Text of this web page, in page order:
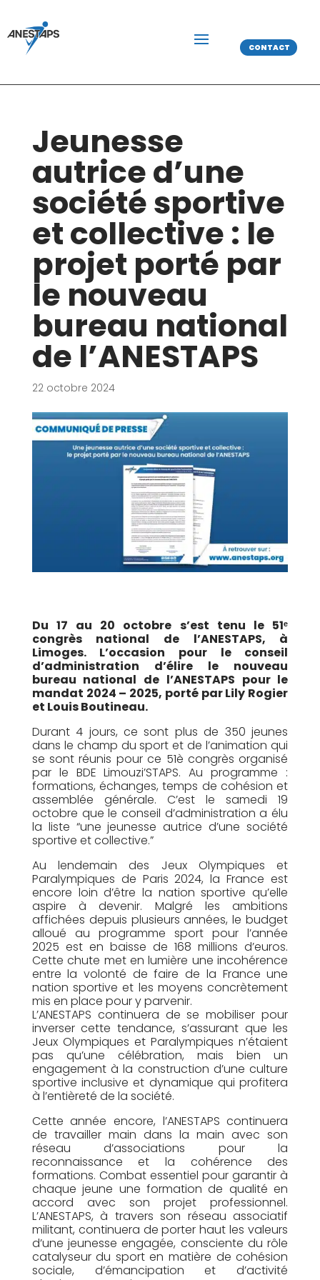
CONTACT
Jeunesse
autrice d’une
société sportive
et collective : le
projet porté par
le nouveau
bureau national
de l’ANESTAPS
22 octobre 2024
Du 17 au 20 octobre s’est tenu le 51ᵉ
congrès national de l’ANESTAPS, à
Limoges. L’occasion pour le conseil
d’administration d’élire le nouveau
bureau national de l’ANESTAPS pour le
mandat 2024 – 2025, porté par Lily Rogier
et Louis Boutineau.
Durant 4 jours, ce sont plus de 350 jeunes
dans le champ du sport et de l’animation qui
se sont réunis pour ce 51è congrès organisé
par le BDE Limouzi’STAPS. Au programme :
formations, échanges, temps de cohésion et
assemblée générale. C’est le samedi 19
octobre que le conseil d’administration a élu
la liste “une jeunesse autrice d’une société
sportive et collective.”
Au lendemain des Jeux Olympiques et
Paralympiques de Paris 2024, la France est
encore loin d’être la nation sportive qu’elle
aspire à devenir. Malgré les ambitions
affichées depuis plusieurs années, le budget
alloué au programme sport pour l’année
2025 est en baisse de 168 millions d’euros.
Cette chute met en lumière une incohérence
entre la volonté de faire de la France une
nation sportive et les moyens concrètement
mis en place pour y parvenir.
L’ANESTAPS continuera de se mobiliser pour
inverser cette tendance, s’assurant que les
Jeux Olympiques et Paralympiques n’étaient
pas qu’une célébration, mais bien un
engagement à la construction d’une culture
sportive inclusive et dynamique qui profitera
à l’entièreté de la société.
Cette année encore, l’ANESTAPS continuera
de travailler main dans la main avec son
réseau d’associations pour la
reconnaissance et la cohérence des
formations. Combat essentiel pour garantir à
chaque jeune une formation de qualité en
accord avec son projet professionnel.
L’ANESTAPS, à travers son réseau associatif
militant, continuera de porter haut les valeurs
d’une jeunesse engagée, consciente du rôle
catalyseur du sport en matière de cohésion
sociale, d’émancipation et d’activité